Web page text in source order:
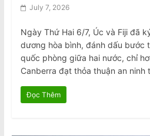
July 7, 2026
Ngày Thứ Hai 6/7, Úc và Fiji đã
dương hòa bình, đánh dấu bước
quốc phòng giữa hai nước, chỉ
Canberra đạt thỏa thuận an ninh
Đọc Thêm